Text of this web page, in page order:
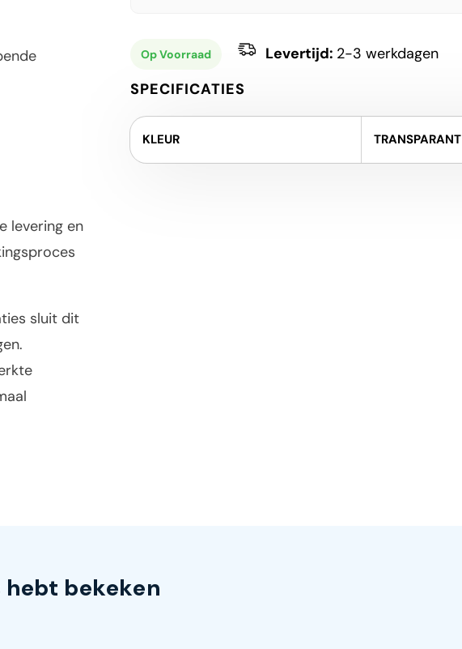
levering en
sluit dit
Op Voorraad Levertijd: 2-3 werkdagen
SPECIFICATIES
KLEUR TRANSPARANT
bekeken